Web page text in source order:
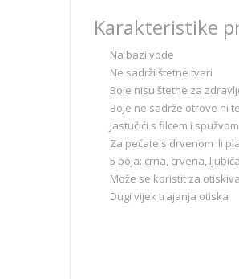
Karakteristike
Na bazi vode
Ne sadrži štetne tvari
Boje nisu štetne za
Boje ne sadrže otrove ni
Jastučići s filcem i spužvom
Za pečate s drvenom ili
5 boja: crna, crvena,
Može se koristit za
Dugi vijek trajanja otiska